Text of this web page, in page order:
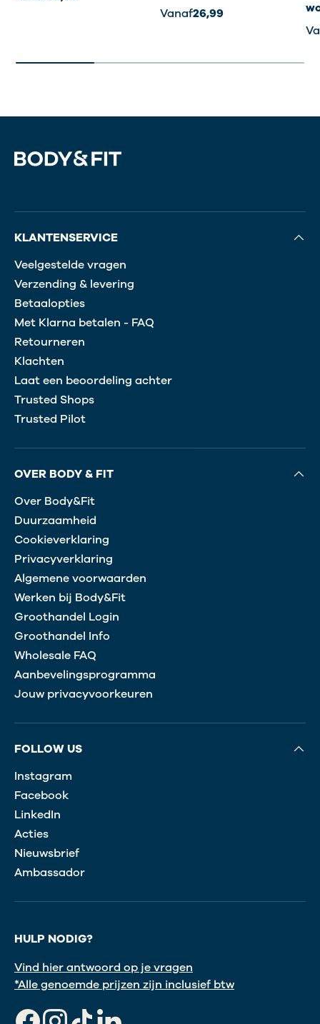
Vanaf26,99
KLANTENSERVICE
Veelgestelde vragen
Verzending & levering
Betaalopties
Met Klarna betalen - FAQ
Retourneren
Klachten
Laat een beoordeling achter
Trusted Shops
Trusted Pilot
OVER BODY & FIT
Over Body&Fit
Duurzaamheid
Cookieverklaring
Privacyverklaring
Algemene voorwaarden
Werken bij Body&Fit
Groothandel Login
Groothandel Info
Wholesale FAQ
Aanbevelingsprogramma
Jouw privacyvoorkeuren
FOLLOW US
Instagram
Facebook
LinkedIn
Acties
Nieuwsbrief
Ambassador
HULP NODIG?
Vind hier antwoord op je vragen
*Alle genoemde prijzen zijn inclusief btw